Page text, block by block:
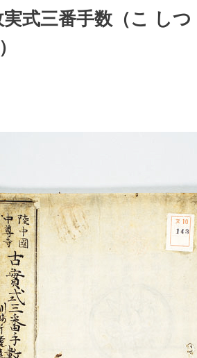
式三番手数（こ しつ